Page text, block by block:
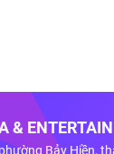
&
Bảy Hiền,